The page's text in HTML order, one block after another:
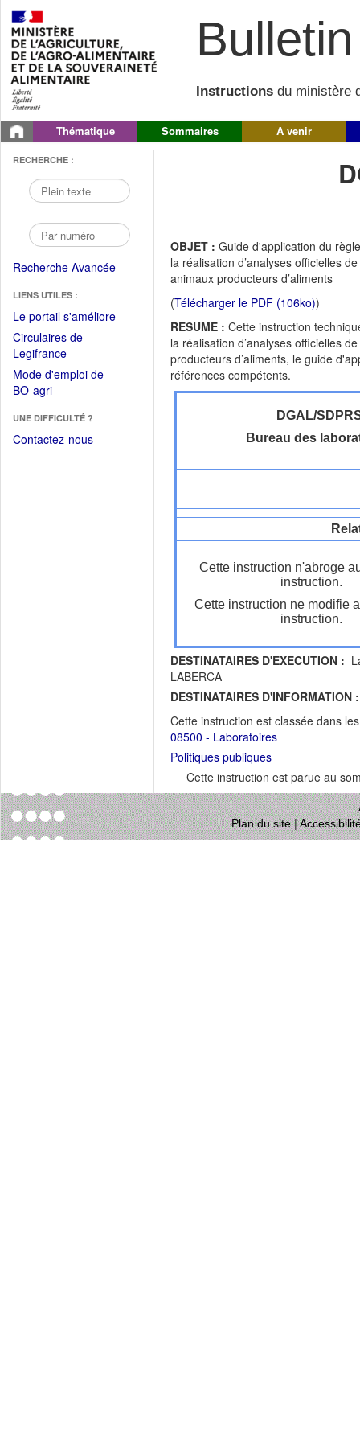
Instructions du ministère
Thématique Sommaires A venir
RECHERCHE :
Recherche Avancée
LIENS UTILES :
Le portail s'améliore(Fichier
Circulaires de
Legifrance(Ouvrir
dans
une
fenêtre)
Mode d'emploi de
BO-agri(Ouvrir
une
nouvelle
UNE DIFFICULTÉ ?
Contactez-nous
OBJET : Guide d'application du
la réalisation d’analyses officielles
animaux producteurs d’aliments
(Télécharger le PDF (106ko))
RESUME : Cette instruction
la réalisation d’analyses officielles
producteurs d’aliments, le guide
références compétents.
DGAL/
Bureau des
Cette instruction n'abroge
instruction.
Cette instruction ne modifie
instruction.
DESTINATAIRES D'EXECUTION :
LABERCA
DESTINATAIRES D'INFORMATION :
Cette instruction est classée dans
08500 - Laboratoires
Politiques publiques
Cette instruction est parue au
Plan du site|